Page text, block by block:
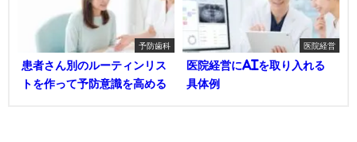
予防歯科
患者さん別のルーティンリス
トを作って予防意識を高める
医院経営
医院経営にAIを取り入れる
具体例